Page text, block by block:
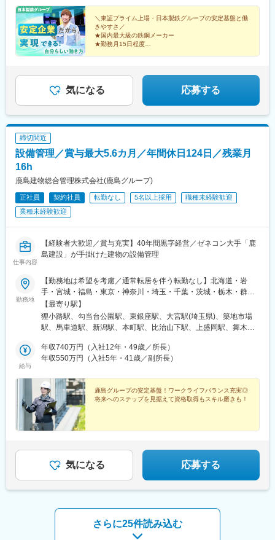
県小牧市■愛知県北名古屋市■愛知県知多郡東浦町■愛知県豊橋市※
新設事業所■三重県四日市市■三重県亀山市■三重県志摩市＜西日
本支社＞■大阪府堺市■大阪府茨木市■兵庫県姫路市■兵庫県たつの
市■島根県松江市■広島県東広島市■香川県さぬき市■高知県四万十
市■福岡県北九州市■福岡県飯塚市■福岡県宗像市■福岡県糸島市■
岡駅、下曽根駅、西小倉駅、鯰田駅、赤間駅、加布里駅、金石原
駅、坂ノ市駅
＼東証プライム上場・日本製鉄グループの安定基盤と働
きやすさ／
★国内最大級の鉄鋼メーカー
★勤務月15日程度
★座学×実践形式の手厚い研修制度
★資格取得支援：費用援助、勉強会他
気になる 応募する
締切間近
設備管理／賞与最大5.6カ月／年間休日124日／残業月
16h
鹿島建物総合管理株式会社(鹿島グループ)
正社員 契約社員 転勤なし 5名以上採用
職種未経験歓迎
業種未経験歓迎
仕事内容
【経験者大歓迎／賞与充実】40年間黒字経営／ゼネコン大手「鹿
島建設」が手掛けた建物の設備管理
勤務地
【勤務地は希望を考慮／通常転居を伴う転勤なし】北海道・岩
手・宮城・福島・東京・神奈川・埼玉・千葉・茨城・栃木・群
馬・長野・静岡・新潟・富山・大阪・兵庫・広島のいずれかで勤
務★お住まいから遠くても1時間以内の勤務地をご紹介★可能な限
り通勤の負担を減らせるように調整します★本社およびすべての
配属現場により自動車通勤OK※受動喫煙対策は配属現場によって
異なります
【最寄り駅】
狸小路駅、勾当台公園駅、東銀座駅、大宮駅(埼玉県)、築地市場
駅、馬車道駅、新潟駅、本町駅、比治山下駅、上盛岡駅、舞木
海駅、貿易センター駅、大通駅、北四番丁駅、関内駅、肥後橋
駅、段原一丁目駅、国際会議場前駅、三宮・花時計前駅、西４丁
山県)、神戸三宮駅(阪神)
給与
年収740万円（入社12年・49歳／所長）
年収550万円（入社5年・41歳／副所長）
鹿島グループの安定基盤！ワークライフバランス充実◎
将来へのステップを見据えて資格取得もスキル磨きも！
気になる 応募する
さらに25件読み込む